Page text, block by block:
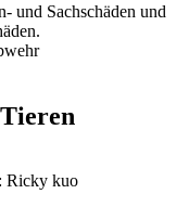
und Sachschäden und
Ricky kuo